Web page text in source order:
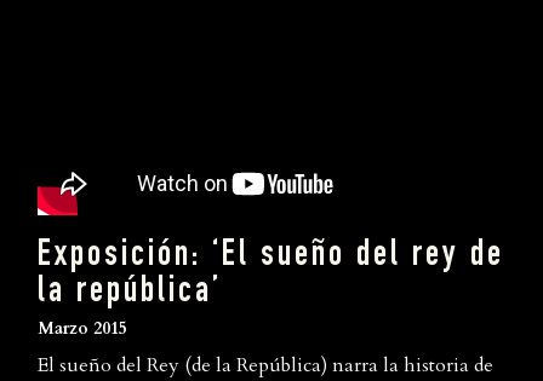
Exposición: ‘El sueño del rey de
la república’
Marzo 2015
El sueño del Rey (de la República) narra la historia de